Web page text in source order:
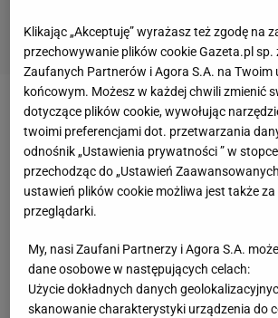
Zobacz wideoReprezentacja Polski
meczem z Arabią Saudyjską
TVP nabija się z porażki Niemców
Niemcom uciekło..."
W 33. minucie bramkę z rzutu
Gundogan. Japończycy w ostatnim
Klikając „Akceptuję” wyrażasz też zgodę na
przechowywanie plików cookie Gazeta.pl sp.
Zaufanych Partnerów i Agora S.A. na Twoim
końcowym. Możesz w każdej chwili zmienić
dotyczące plików cookie, wywołując
twoimi preferencjami dot. przetwarzania
odnośnik „Ustawienia prywatności ” w
przechodząc do „Ustawień
ustawień plików cookie możliwa jest także
przeglądarki.
My, nasi Zaufani Partnerzy i Agora S.A.
dane osobowe w następujących celach:
Użycie dokładnych danych
skanowanie charakterystyki urządzenia do